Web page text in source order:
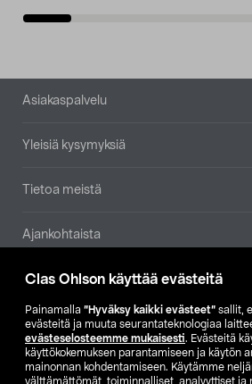
Clas Ohlson käyttää evästeitä
Painamalla ”Hyväksy kaikki evästeet” sallit,
evästeitä ja muuta seurantateknologiaa
evästeselosteemme mukaisesti. Evästeitä
käyttökokemuksen parantamiseen ja käytön
mainonnan kohdentamiseen. Käytämme
välttämättömät, toiminnalliset, analyyttiset ja
Alatunniste
Asiakaspalvelu
Yleisiä kysymyksiä
Tietoa meistä
Ajankohtaista
Muut yrityksemme
Etsi
SE NO FI